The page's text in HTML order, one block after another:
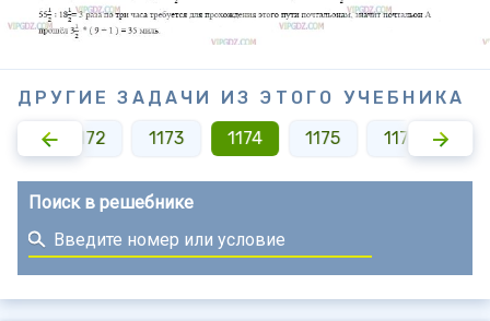
ДРУГИЕ ЗАДАЧИ ИЗ ЭТОГО УЧЕБНИКА
1172 1173 1174 1175 1176
Поиск в решебнике